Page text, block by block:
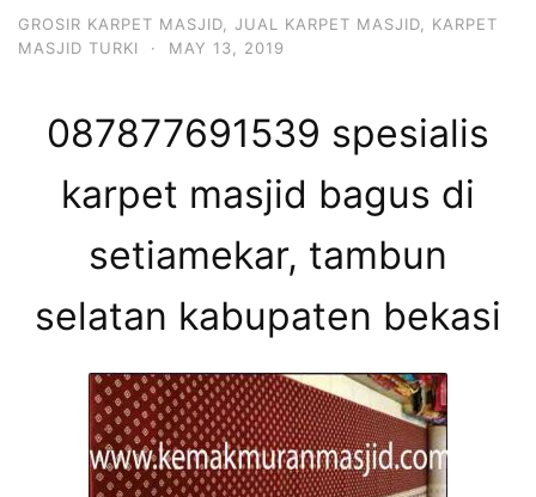
GROSIR KARPET MASJID JUAL KARPET MASJID
KARPET
MASJID TURKI
· MAY 13, 2019
087877691539 spesialis
karpet masjid bagus di
setiamekar, tambun
selatan kabupaten bekasi